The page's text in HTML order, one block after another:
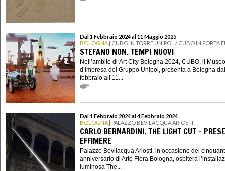
Dal 1 Febbraio 2024 al 11 Maggio 2025
BOLOGNA | CUBO IN TORRE UNIPOL / CUBO IN PORTA
STEFANO NON. TEMPI NUOVI
Nell’ambito di Art City Bologna 2024, CUBO, il Museo
d’impresa del Gruppo Unipol, presenta a Bologna
febbraio all’11...
Dal 1 Febbraio 2024 al 4 Febbraio 2024
BOLOGNA | PALAZZO BEVILACQUA ARIOSTI
CARLO BERNARDINI. THE LIGHT CUT –
EFFIMERE
Palazzo Bevilacqua Ariosti, in occasione del
anniversario di Arte Fiera Bologna, ospiterà
luminosa The...